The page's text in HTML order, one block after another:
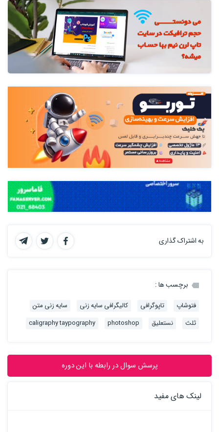
به اشتراک گذاری
برچسب ها :
فتوشاپ تاپوگرافی کالیگرافی سایه زنی
سایه زنی متن
ثلث
نستعلیق photoshop
caligraphy taypography
پرسش سوال در رابطه با این دوره
لینک های مفید